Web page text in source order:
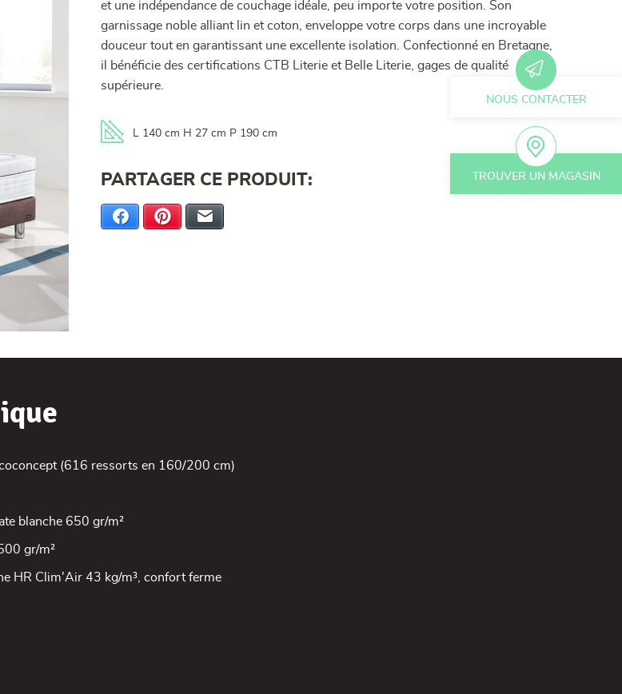
NOUS CONTACTER
TROUVER UN MAGASIN
et une indépendance de couchage idéale, peu importe votre position. Son
garnissage noble alliant lin et coton, enveloppe votre corps dans une incroyable
douceur tout en garantissant une excellente isolation. Confectionné en Bretagne,
il bénéficie des certifications CTB Literie et Belle Literie, gages de qualité
supérieure.
L 140 cm H 27 cm P 190 cm
PARTAGER CE PRODUIT:
Facebook Pinterest
(616 ressorts en 160/200 cm)
blanche 650 gr/m²
gr/m²
HR Clim'Air 43 kg/m³, confort ferme